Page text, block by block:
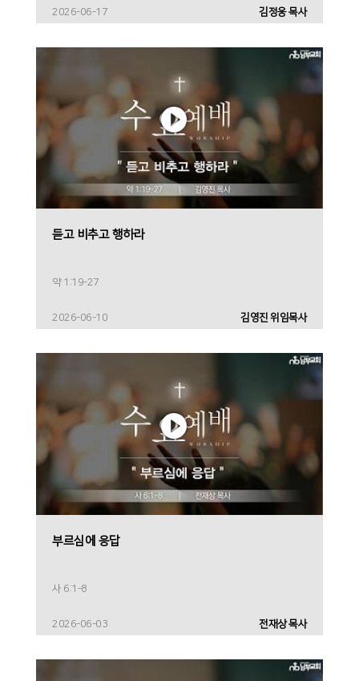
2026-06-17 김정웅 목사
듣고 비추고 행하라
약 1:19-27
2026-06-10 김영진 위임목사
부르심에 응답
사 6:1-8
2026-06-03 전재상 목사